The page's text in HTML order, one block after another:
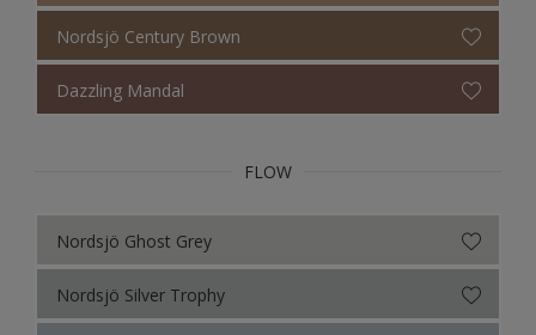
Nordsjö Century Brown
Dazzling Mandal
FLOW
Nordsjö Ghost Grey
Nordsjö Silver Trophy